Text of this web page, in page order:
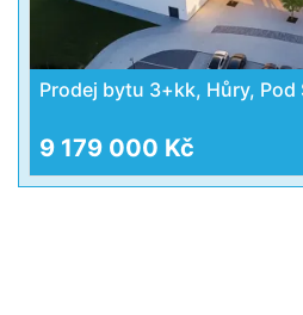
Prodej bytu 3+kk, Hůry, Pod
9 179 000 Kč